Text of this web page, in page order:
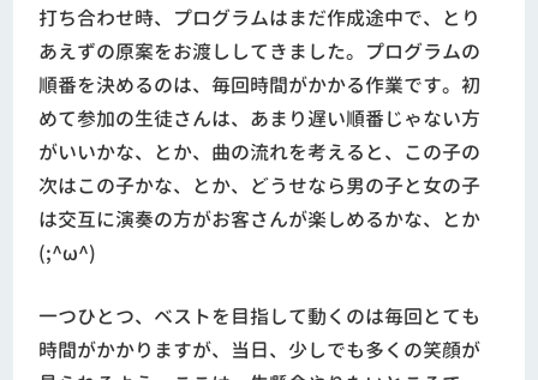
打ち合わせ時、プログラムはまだ作成途中で、とり
あえずの原案をお渡ししてきました。プログラムの
順番を決めるのは、毎回時間がかかる作業です。初
めて参加の生徒さんは、あまり遅い順番じゃない方
がいいかな、とか、曲の流れを考えると、この子の
次はこの子かな、とか、どうせなら男の子と女の子
は交互に演奏の方がお客さんが楽しめるかな、とか
(;^ω^)
一つひとつ、ベストを目指して動くのは毎回とても
時間がかかりますが、当日、少しでも多くの笑顔が